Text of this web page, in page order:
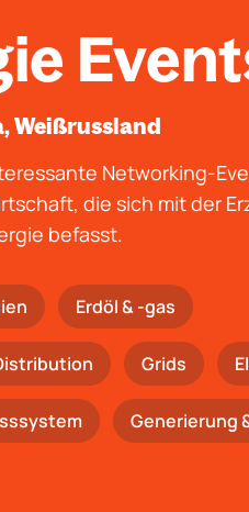
Weißrussland
Networking-
die sich mit der
befasst.
Erdöl & -gas
Grids
Generierung